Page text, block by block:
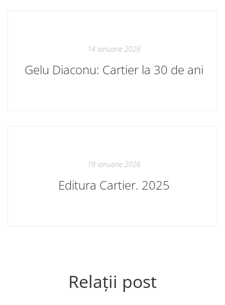
14 ianuarie 2026
Gelu Diaconu: Cartier la 30 de ani
19 ianuarie 2026
Editura Cartier. 2025
Relații post